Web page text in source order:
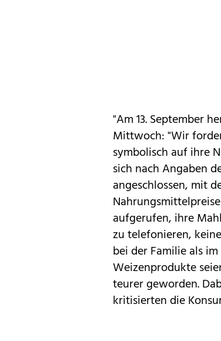
"Am 13. September
Mittwoch: "Wir
symbolisch auf ihre
sich nach Angaben
angeschlossen, mit
aufgerufen, ihre
zu telefonieren,
bei der Familie als
Weizenprodukte
teurer geworden.
kritisierten die